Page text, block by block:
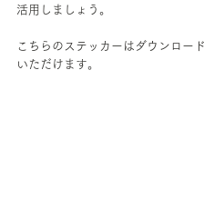
活用しましょう。
こちらのステッカーはダウンロー
いただけます。